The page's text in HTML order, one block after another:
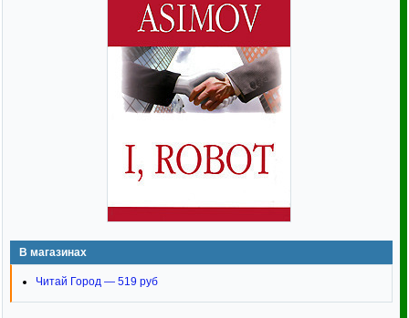
В магазинах
Читай Город — 519 руб